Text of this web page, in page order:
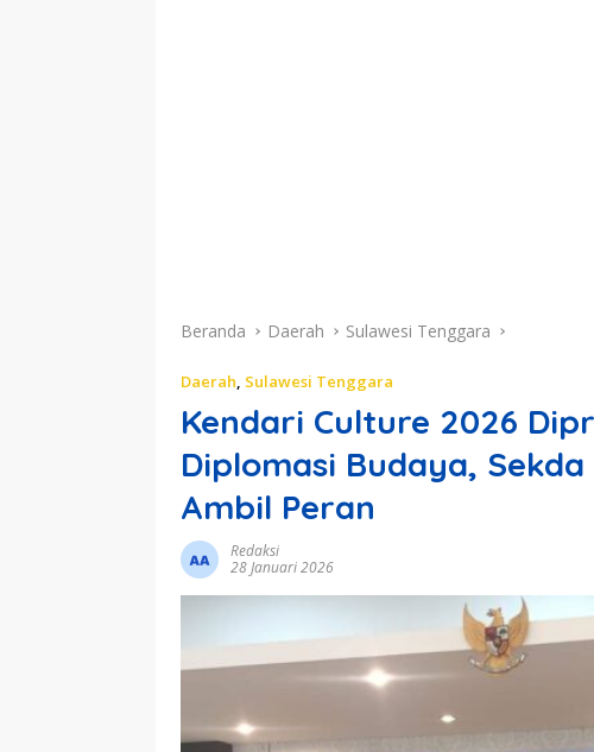
Beranda Daerah Sulawesi Tenggara
Daerah, Sulawesi Tenggara
Kendari Culture 2026
Diplomasi Budaya,
Ambil Peran
Redaksi
28 Januari 2026